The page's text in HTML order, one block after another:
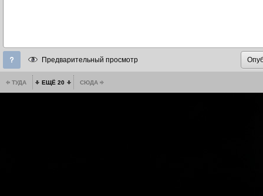
Предварительный просмотр
ТУДА ЕЩЁ 20 СЮДА